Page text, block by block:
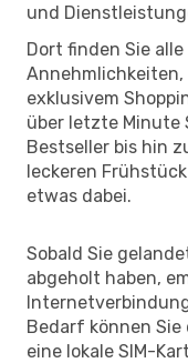
und
Dort finden Sie
Annehmlichkeiten,
exklusivem
über letzte Minute
Bestseller bis hin
leckeren
etwas dabei.
Sobald Sie
abgeholt haben,
Bedarf können
eine lokale SIM-